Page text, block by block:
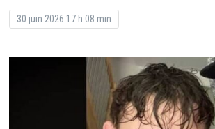
30 juin 2026 17 h 08 min